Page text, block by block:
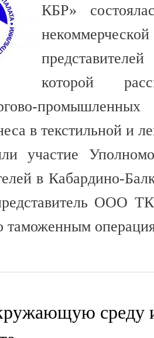
КБР»
которой
в текстильной и
участие
в Кабардино-
ООО
таможенным
среду